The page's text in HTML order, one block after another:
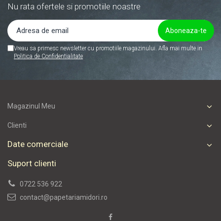
Nu rata ofertele si promotiile noastre
Vreau sa primesc newsletter cu promotiile magazinului. Afla mai multe in
Politica de Confidentialitate
Magazinul Meu
Clienti
Date comerciale
Suport clienti
0722 536 922
contact@papetariamidori.ro